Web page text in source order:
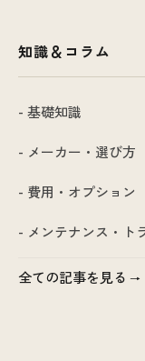
知識＆コラム
- 基礎知識
- メーカー・選び方
- 費用・オプション
- メンテナンス・ト
全ての記事を見る